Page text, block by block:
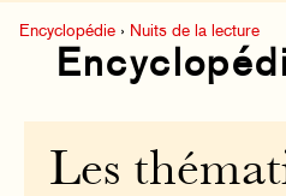
Encyclopédie › Nuits de la lecture
Les